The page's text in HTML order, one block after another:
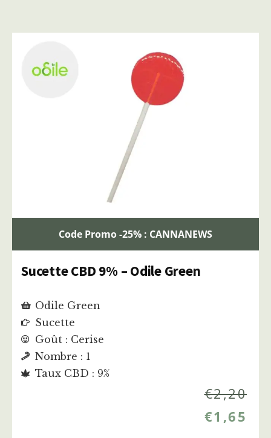
Code Promo -25% : CANNANEWS
Sucette CBD 9% – Odile Green
Odile Green
Sucette
Goût : Cerise
Nombre : 1
Taux CBD : 9%
€2,20
€1,65